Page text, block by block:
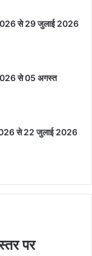
से 29 जुलाई 2026
से 05 अगस्त
से 22 जुलाई 2026
पर